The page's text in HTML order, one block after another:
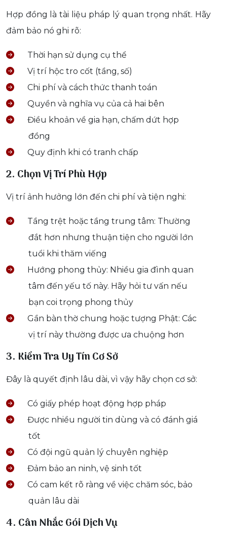
Hợp đồng là tài liệu pháp lý quan trọng nhất. Hãy
đảm bảo nó ghi rõ:
Thời hạn sử dụng cụ thể
Vị trí hộc tro cốt (tầng, số)
Chi phí và cách thức thanh toán
Quyền và nghĩa vụ của cả hai bên
Điều khoản về gia hạn, chấm dứt hợp
đồng
Quy định khi có tranh chấp
2. Chọn Vị Trí Phù Hợp
Vị trí ảnh hưởng lớn đến chi phí và tiện nghi:
Tầng trệt hoặc tầng trung tâm: Thường
đắt hơn nhưng thuận tiện cho người lớn
tuổi khi thăm viếng
Hướng phong thủy: Nhiều gia đình quan
tâm đến yếu tố này. Hãy hỏi tư vấn nếu
bạn coi trọng phong thủy
Gần bàn thờ chung hoặc tượng Phật: Các
vị trí này thường được ưa chuộng hơn
3. Kiểm Tra Uy Tín Cơ Sở
Đây là quyết định lâu dài, vì vậy hãy chọn cơ sở:
Có giấy phép hoạt động hợp pháp
Được nhiều người tin dùng và có đánh giá
tốt
Có đội ngũ quản lý chuyên nghiệp
Đảm bảo an ninh, vệ sinh tốt
Có cam kết rõ ràng về việc chăm sóc, bảo
quản lâu dài
4. Cân Nhắc Gói Dịch Vụ